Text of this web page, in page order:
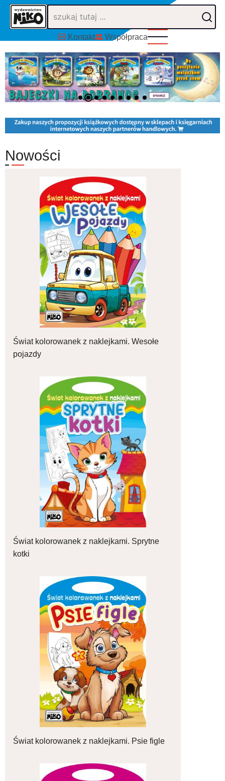
Przejdź
treści
Kontakt Współpraca
1 2 3 4 5 6 7 8 9
Nowości
Świat kolorowanek z naklejkami. Wesołe
pojazdy
Świat kolorowanek z naklejkami. Sprytne
kotki
Świat kolorowanek z naklejkami. Psie figle